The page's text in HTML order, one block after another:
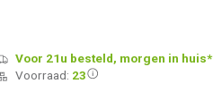
Voor 21u besteld, morgen in huis*
Voorraad: 23